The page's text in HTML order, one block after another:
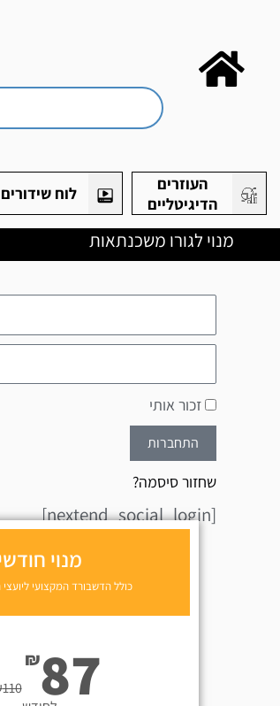
העוזרים
הדיגיטליים
לוח שידורים
מנוי לגורו משכנתאות
זכור אותי
התחברות
שחזור סיסמה?
[nextend_social_login]
מנוי
כולל הדשבורד המקצועי
110
₪87